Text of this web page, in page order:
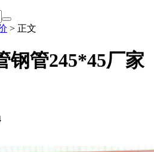
> 正文
钢管245*45厂家